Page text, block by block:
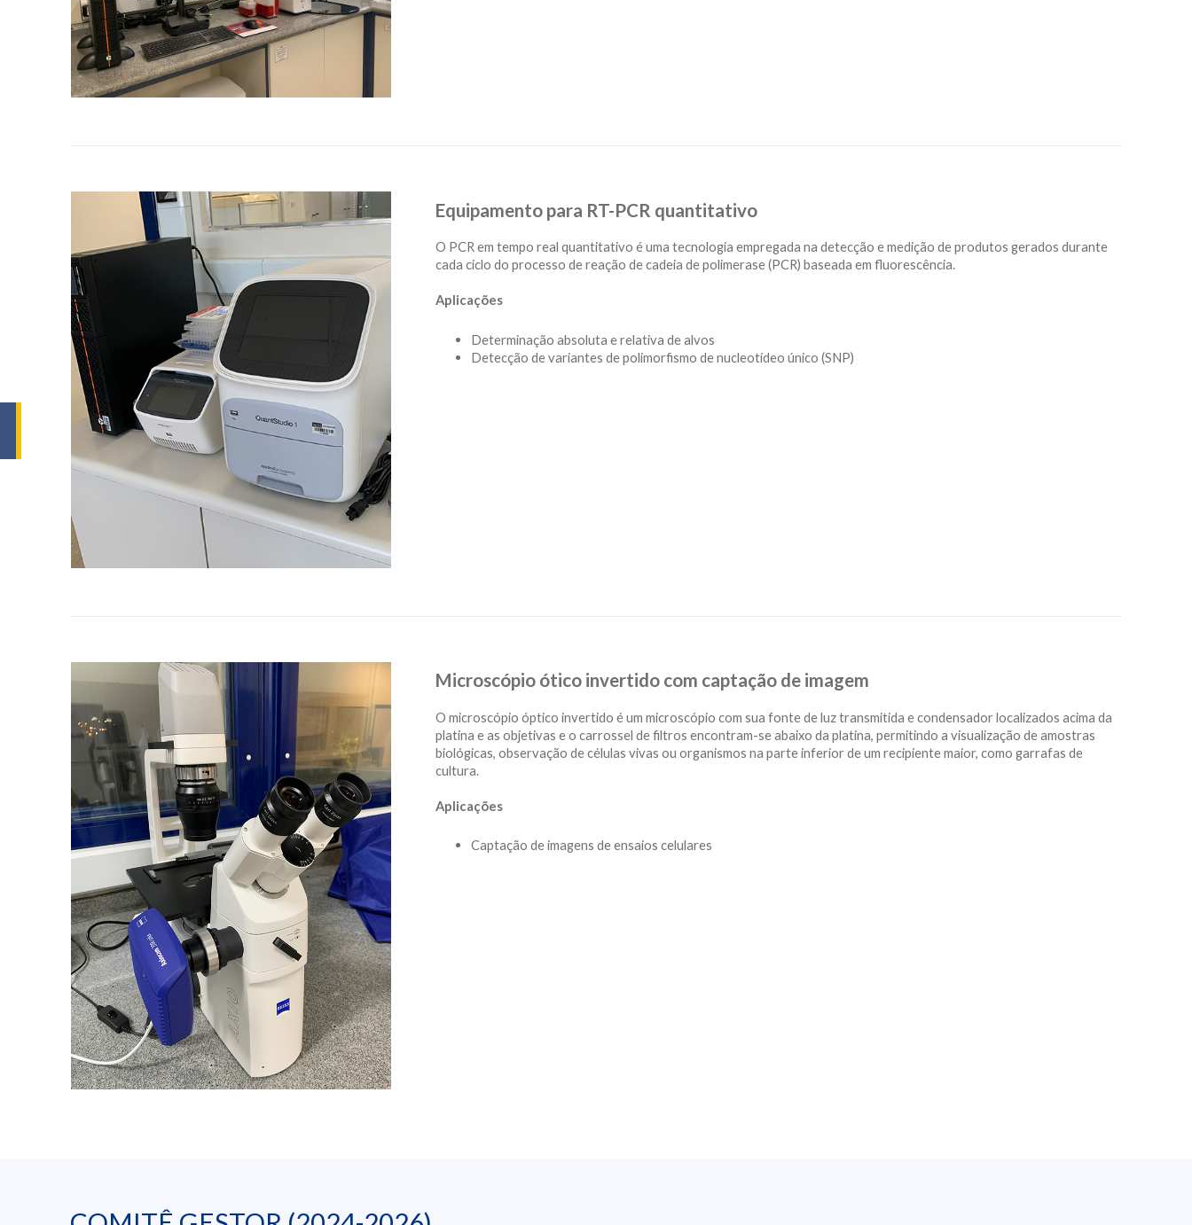
Equipamento para RT-PCR quantitativo
O PCR em tempo real quantitativo é uma tecnologia empregada na detecção e medição de produtos gerados durante
cada ciclo do processo de reação de cadeia de polimerase (PCR) baseada em fluorescência.
Aplicações
Determinação absoluta e relativa de alvos
Detecção de variantes de polimorfismo de nucleotídeo único (SNP)
Microscópio ótico invertido com captação de imagem
O microscópio óptico invertido é um microscópio com sua fonte de luz transmitida e condensador localizados acima da
platina e as objetivas e o carrossel de filtros encontram-se abaixo da platina, permitindo a visualização de amostras
biológicas, observação de células vivas ou organismos na parte inferior de um recipiente maior, como garrafas de
cultura.
Aplicações
Captação de imagens de ensaios celulares